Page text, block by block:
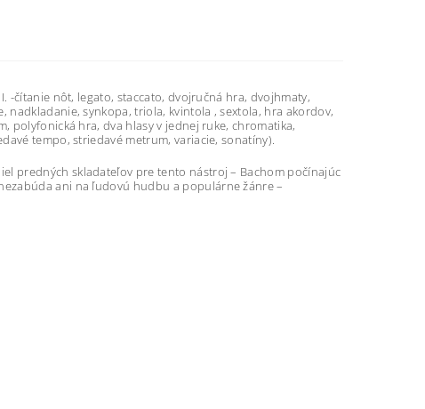
-čítanie nôt, legato, staccato, dvojručná hra, dvojhmaty,
synkopa, triola, kvintola , sextola, hra akordov,
polyfonická hra, dva hlasy v jednej ruke, chromatika,
tempo, striedavé metrum, variacie, sonatíny).
predných skladateľov pre tento nástroj – Bachom počínajúc
ani na ľudovú hudbu a populárne žánre –